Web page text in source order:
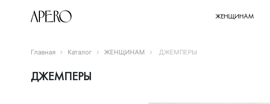
ЖЕНЩИНАМ
Главная Каталог ЖЕНЩИНАМ ДЖЕМПЕРЫ
ДЖЕМПЕРЫ